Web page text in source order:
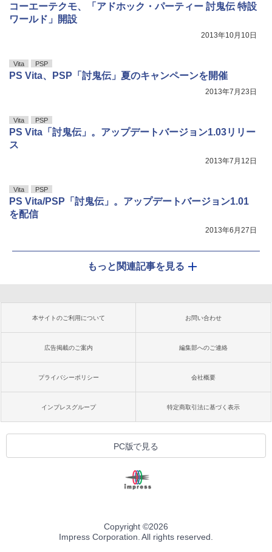
コーエーテクモ、「アドホック・パーティー 討鬼伝 特設
ワールド」開設
2013年10月10日
Vita PSP
PS Vita、PSP「討鬼伝」夏のキャンペーンを開催
2013年7月23日
Vita PSP
PS Vita「討鬼伝」。アップデートバージョン1.03リリー
ス
2013年7月12日
Vita PSP
PS Vita/PSP「討鬼伝」。アップデートバージョン1.01
を配信
2013年6月27日
もっと関連記事を見る
本サイトのご利用について お問い合わせ
広告掲載のご案内 編集部へのご連絡
プライバシーポリシー 会社概要
インプレスグループ 特定商取引法に基づく表示
PC版で見る
Copyright ©2026
Impress Corporation. All rights reserved.